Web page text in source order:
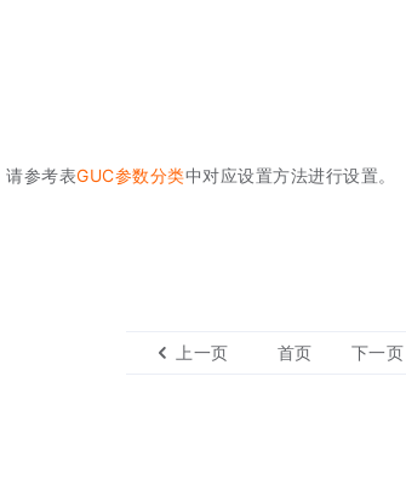
请参考表GUC参数分类中对应设置方法进行设置。
上一页 首页 下一页